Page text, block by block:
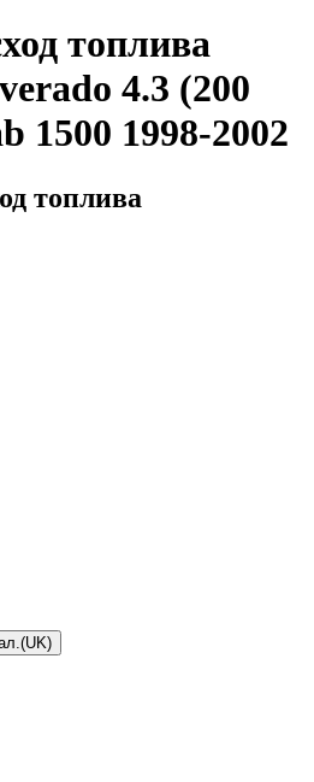
топлива
4.3 (200
1500 1998-2002
топлива